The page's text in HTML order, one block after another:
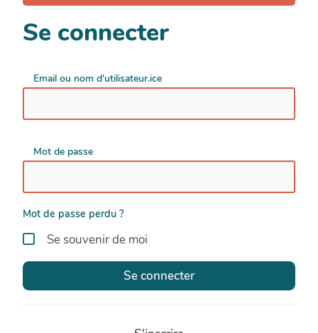
Se connecter
Email ou nom d'utilisateur.ice
Mot de passe
Mot de passe perdu ?
Se souvenir de moi
Se connecter